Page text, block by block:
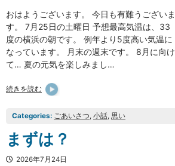
おはようございます。 今日も有難うございま
す。 7月25日の土曜日 予想最高気温は、33
度の横浜の朝です。 例年より5度高い気温に
なっています。 月末の週末です。 8月に向け
て… 夏の元気を楽しみまし…
続きを読む
Categories: ごあいさつ, 小話, 思い
まずは？
2026年7月24日